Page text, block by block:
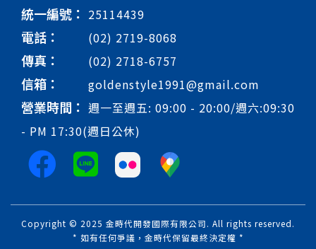
統一編號： 25114439
電話： (02) 2719-8068
傳真： (02) 2718-6757
信箱： goldenstyle1991@gmail.com
營業時間： 週一至週五: 09:00 - 20:00/週六:09:30
- PM 17:30(週日公休)
Copyright © 2025 金時代開發國際有限公司. All rights reserved.
* 如有任何爭議，金時代保留最終決定權 *